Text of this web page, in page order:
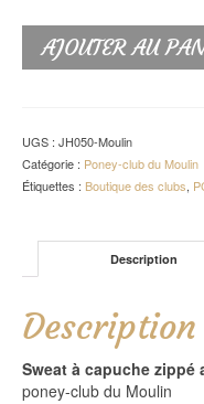
AJOUTER AU
UGS : JH050-Moulin
Catégorie : Poney-club du Moulin
Étiquettes : Boutique des clubs,
Description
Description
Sweat à capuche zippé
poney-club du Moulin